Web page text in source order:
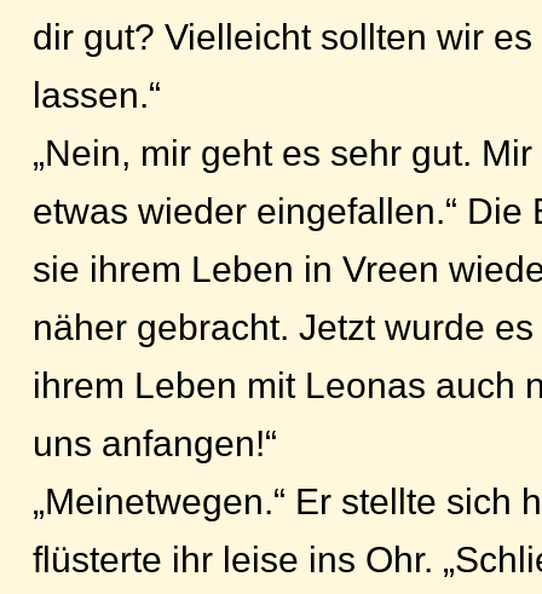
dir gut? Vielleicht sollten wir
lassen.“
„Nein, mir geht es sehr gut.
etwas wieder eingefallen.“ Die
sie ihrem Leben in Vreen
näher gebracht. Jetzt wurde
ihrem Leben mit Leonas auch
uns anfangen!“
„Meinetwegen.“ Er stellte sich
flüsterte ihr leise ins Ohr.